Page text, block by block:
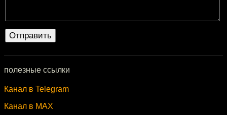
полезные ссылки
Канал в Telegram
Канал в MAX